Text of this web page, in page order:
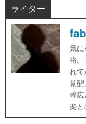
ライター
fab
気に
格。
れて
覚醒
幅広
楽と